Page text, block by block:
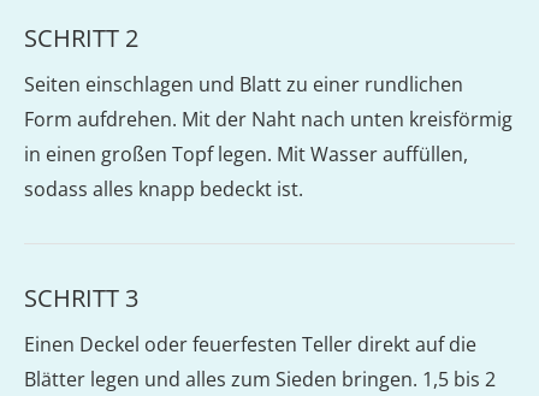
SCHRITT 2
Seiten einschlagen und Blatt zu einer rundlichen
Form aufdrehen. Mit der Naht nach unten kreisförmig
in einen großen Topf legen. Mit Wasser auffüllen,
sodass alles knapp bedeckt ist.
SCHRITT 3
Einen Deckel oder feuerfesten Teller direkt auf die
Blätter legen und alles zum Sieden bringen. 1,5 bis 2